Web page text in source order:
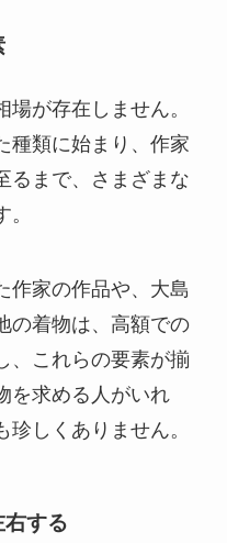
が存在しません。
種類に始まり、作家
るまで、さまざまな
作家の作品や、大島
の着物は、高額での
、これらの要素が揃
を求める人がいれ
しくありません。
する